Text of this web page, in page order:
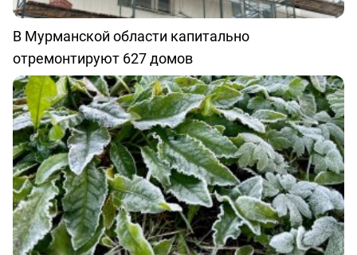
В Мурманской области капитально
отремонтируют 627 домов